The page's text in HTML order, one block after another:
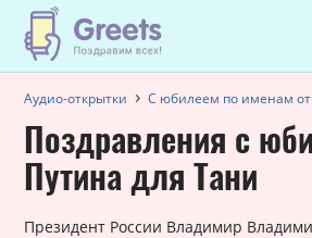
Аудио-открытки С юбилеем по именам от
Поздравления с
Путина для Тани
Президент России Владимир